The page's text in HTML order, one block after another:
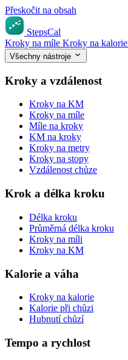
Přeskočit na obsah
StepsCal
Kroky na míle Kroky na kalorie
Všechny nástroje
Kroky a vzdálenost
Kroky na KM
Kroky na míle
Míle na kroky
KM na kroky
Kroky na metry
Kroky na stopy
Vzdálenost chůze
Krok a délka kroku
Délka kroku
Průměrná délka kroku
Kroky na míli
Kroky na KM
Kalorie a váha
Kroky na kalorie
Kalorie při chůzi
Hubnutí chůzí
Tempo a rychlost